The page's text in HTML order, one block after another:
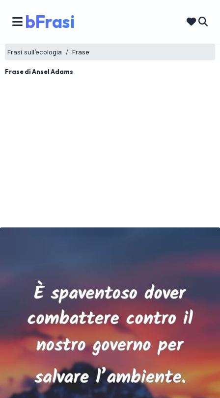
bFrasi
Frasi sull’ecologia Frase
Frase di Ansel Adams